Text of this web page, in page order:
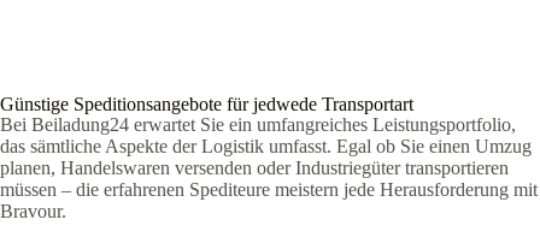
Günstige Speditionsangebote für jedwede Transportart
Bei Beiladung24 erwartet Sie ein umfangreiches Leistungsportfolio,
das sämtliche Aspekte der Logistik umfasst. Egal ob Sie einen Umzug
planen, Handelswaren versenden oder Industriegüter transportieren
müssen – die erfahrenen Spediteure meistern jede Herausforderung mit
Bravour.